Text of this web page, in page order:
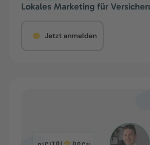
Lokales Marketing für
Jetzt anmelden